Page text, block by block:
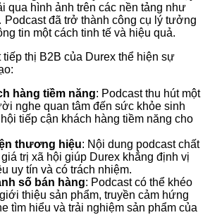
qua hình ảnh trên các nền tảng như
đã trở thành công cụ lý tưởng
tin một cách tinh tế và hiệu quả.
thị B2B của Durex thể hiện sự
hàng tiềm năng: Podcast thu hút một
nghe quan tâm đến sức khỏe sinh
tiếp cận khách hàng tiềm năng cho
thương hiệu: Nội dung podcast chất
trị xã hội giúp Durex khẳng định vị
uy tín và có trách nhiệm.
số bán hàng: Podcast có thể khéo
thiệu sản phẩm, truyền cảm hứng
tìm hiểu và trải nghiệm sản phẩm của